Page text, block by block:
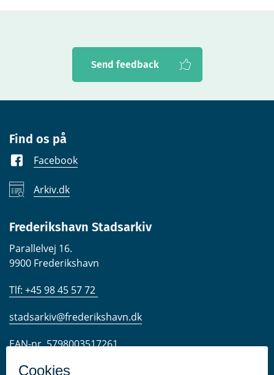
Send feedback
Find os på
Facebook
Arkiv.dk
Frederikshavn Stadsarkiv
Parallelvej 16.
9900 Frederikshavn
Tlf: +45 98 45 57 72
stadsarkiv@frederikshavn.dk
EAN-nr. 5798003517261
CVR-nr. 29189498